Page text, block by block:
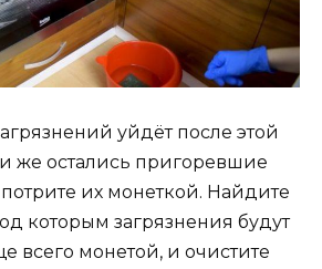
уйдёт после этой
же остались пригоревшие
потрите их монеткой. Найдите
которым загрязнения будут
всего монетой, и очистите